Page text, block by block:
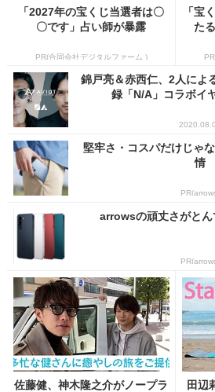
「2027年の宝くじ当選者は〇
〇です」占い師が暴露
PR(合同会社デジタルファーム )
「宝
た
錦戸亮＆赤西仁、2人によ
録「N/A」コラボイ
堅牢さ・コスパだけじゃ
情
arrowsの頑丈さがと
佐藤健、神木隆之介がノープラ
田辺